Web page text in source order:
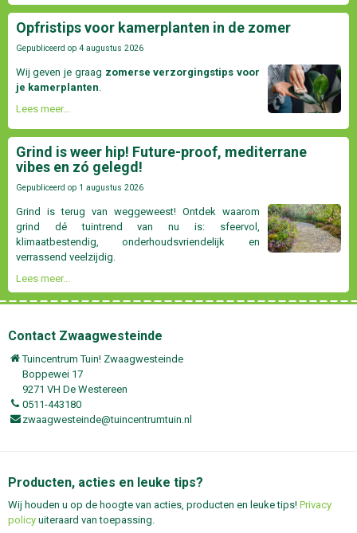
Opfristips voor kamerplanten in de zomer
Gepubliceerd op 4 augustus 2026
Wij geven je graag zomerse verzorgingstips voor
je kamerplanten
Lees meer...
Grind is weer hip! Future-proof, mediterrane
vibes en zó gelegd!
Gepubliceerd op 1 augustus 2026
Grind is terug van weggeweest! Ontdek waarom
grind dé tuintrend van nu is: sfeervol,
klimaatbestendig, onderhoudsvriendelijk en
verrassend veelzijdig.
Lees meer...
Contact Zwaagwesteinde
Tuincentrum Tuin! Zwaagwesteinde
Boppewei 17
9271 VH De Westereen
0511-443180
zwaagwesteinde@tuincentrumtuin.nl
Producten, acties en leuke tips?
Wij houden u op de hoogte van acties, producten en leuke tips! Privacy
policy uiteraard van toepassing.